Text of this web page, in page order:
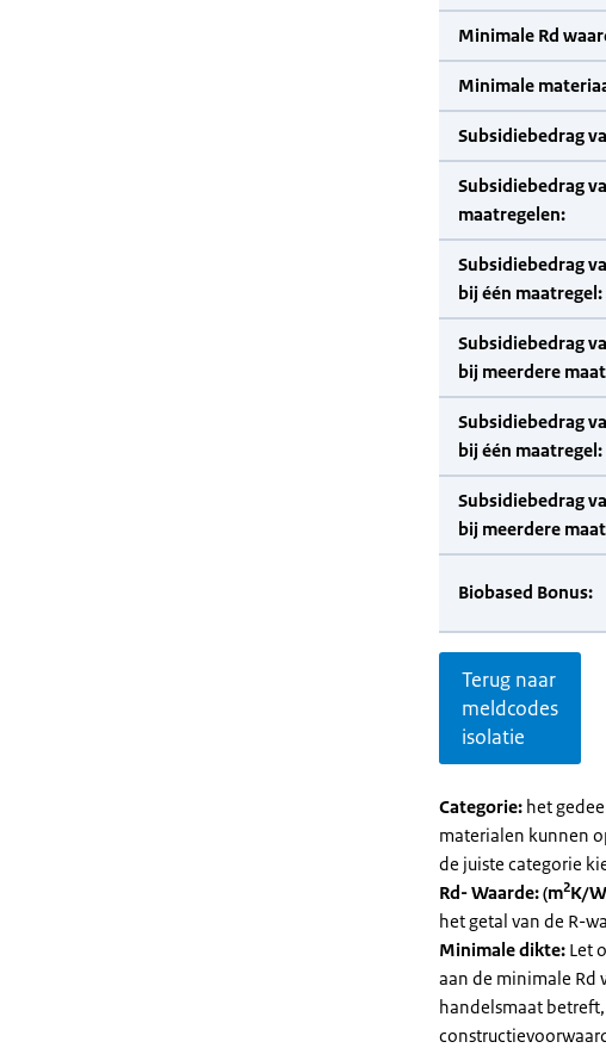
Minimale Rd
Minimale
Subsidiebedrag
Subsidiebedrag
maatregelen:
Subsidiebedrag
bij één maatregel:
Subsidiebedrag
bij meerdere
Subsidiebedrag
bij één maatregel:
Subsidiebedrag
bij meerdere
Biobased Bonus:
Terug naar
meldcodes
isolatie
Categorie: het
materialen kunnen
de juiste categorie
Rd- Waarde: (m2K/
het getal van de R-
Minimale dikte: Let
aan de minimale Rd
handelsmaat